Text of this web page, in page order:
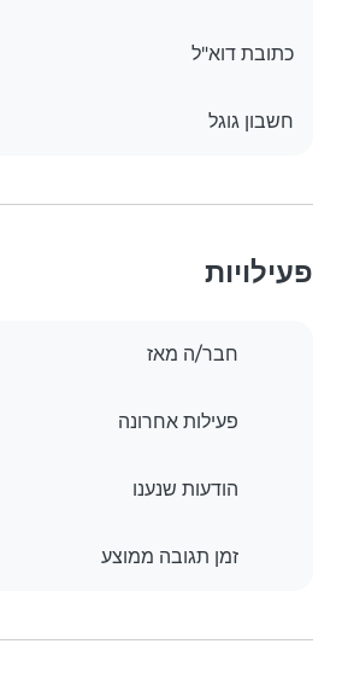
כתובת דוא"ל
חשבון גוגל
פעילויות
חבר/ה מאז
פעילות אחרונה
הודעות שנענו
זמן תגובה ממוצע